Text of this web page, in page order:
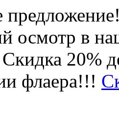
осмотр в
20%
флаера!!!